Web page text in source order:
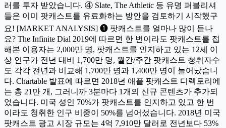
러를 투자 받았습니다. ④ Slate, The Athletic 등 유명 퍼블리셔
들은 이미 팟캐스트를 유료화하는 방안을 검토하기 시작했구
요! [MARKET ANALYSIS] ❶ 팟캐스트를 얼마나 많이 듣나
요? The Infinite Dial 2019에 따르면 한 번이라도 팟캐스트를 접
해본 이용자는 2,000만 명, 팟캐스트를 인지하고 있는 12세 이
상 인구가 전년 대비 1,700만 명, 월간/주간 팟캐스트 청취자수
도 각각 전년과 비교해 1,700만 명과 1,400만 명이 늘어났습니
다. Chartable 발표에 따르면 2018년 애플 팟캐스트 디렉토리에
는 총 21만 개, 그러니까 3분마다 1개의 신규 콘텐츠가 추가되
었습니다. 미국 성인 70%가 팟캐스트를 인지하고 있고 한 번
이라도 청취한 인구 비중이 50%를 넘어섰습니다. 2018년 미국
팟캐스트 광고 시장 규모는 4억 7,910만 달러로 전년보다 53%